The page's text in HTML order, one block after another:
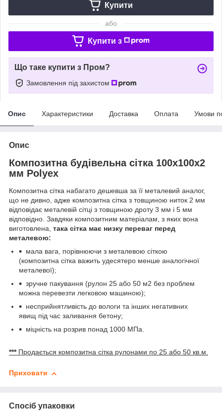
Купити
або
Купити з
Що таке купити з Пром?
Замовлення під захистом
Опис Характеристики Доставка Оплата Умови
Опис
Композитна будівельна сітка 100х100x2
мм Polyex
Композитна сітка набагато дешевша за її металевий аналог,
що не дивно, адже композитна сітка з товщиною ниток 2 мм
відповідає металевій сітці з товщиною дроту 3 мм і 5 мм
відповідно. Завдяки композитним матеріалам, з яких вона
виготовлена, така сітка має низку переваг перед
металевою:
мала вага, порівнюючи з металевою сіткою
(композитна сітка важить удесятеро менше аналогічної
металевої);
зручне пакування (рулон 25 або 50 м2 без проблем
можна перевезти легковою машиною);
несприйнятливість до вологи та інших негативних
явищ під час заливання бетону;
міцність на розрив понад 1000 МПа.
***Продається композитна сітка рулонами по 25 або 50 кв.м.
Приховати
Спосіб упаковки